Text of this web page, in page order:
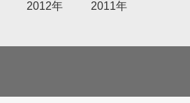
2012年
2011年